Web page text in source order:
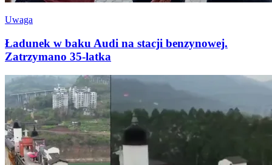
Uwaga
Ładunek w baku Audi na stacji benzynowej.
Zatrzymano 35-latka